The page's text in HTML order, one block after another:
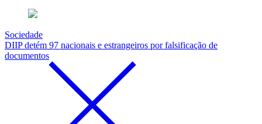
Sociedade
DIIP detém 97 nacionais e estrangeiros por falsificação de
documentos